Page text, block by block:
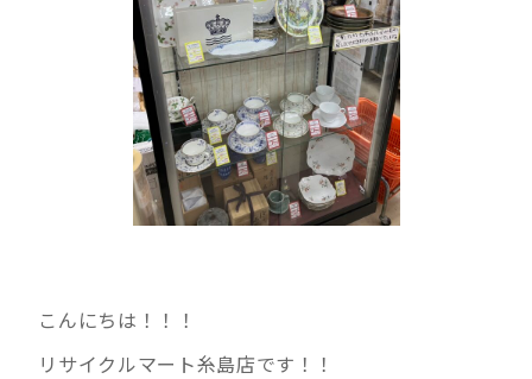
こんにちは！！！
リサイクルマート糸島店です！！